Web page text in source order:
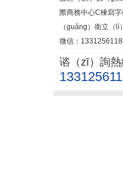
際商務中心C棟寫
（guǎng）衛立（lì
微信：
谘（zī）詢熱